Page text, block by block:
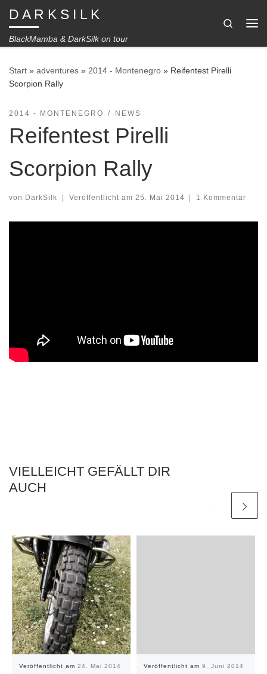
Zum Inhalt springen
D A R K S I L K
BlackMamba & DarkSilk on tour
Search
Start » adventures » 2014 - Montenegro » Reifentest Pirelli
Scorpion Rally
2014 - MONTENEGRO NEWS
Reifentest Pirelli
Scorpion Rally
von DarkSilk Veröffentlicht am 25. Mai 2014 1 Kommentar
VIELLEICHT GEFÄLLT DIR
AUCH
Veröffentlicht am 24. Mai 2014 Veröffentlicht am 9. Juni 2014